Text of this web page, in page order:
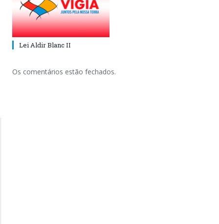
Lei Aldir Blanc II
Os comentários estão fechados.